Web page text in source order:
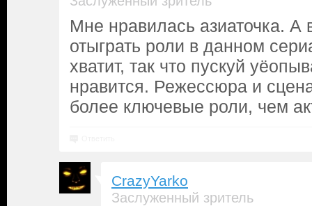
Мне нравилась азиаточка.
отыграть роли в данном
хватит, так что пускуй
нравится. Режессюра и
более ключевые роли, чем
CrazyYarko
Заслуженный зритель